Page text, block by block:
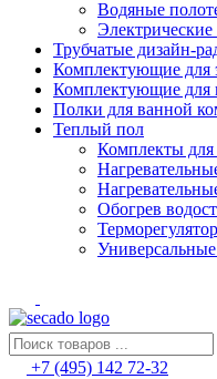
Водяные
Трубчатые дизайн-
Комплектующие для
Комплектующие для
Полки для ванной
Теплый пол
Комплекты для
Обогрев
+7 (495) 142 72-32